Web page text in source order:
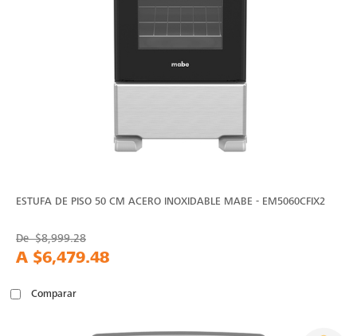
ESTUFA DE PISO 50 CM ACERO INOXIDABLE MABE - EM5060CFIX2
De$8,999.28
A $6,479.48
Comparar